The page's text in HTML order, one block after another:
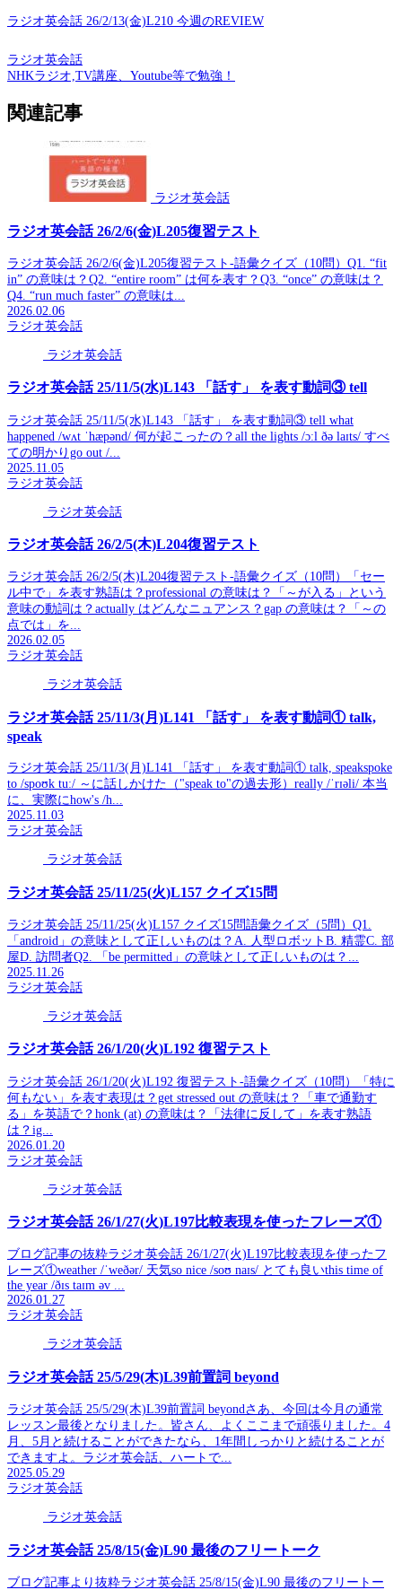
ラジオ英会話 26/2/13(金)L210 今週のREVIEW
ラジオ英会話
NHKラジオ,TV講座、Youtube等で勉強！
関連記事
ラジオ英会話
ラジオ英会話 26/2/6(金)L205復習テスト
ラジオ英会話 26/2/6(金)L205復習テスト-語彙クイズ（10問）Q1. “fit
in” の意味は？Q2. “entire room” は何を表す？Q3. “once” の意味は？
Q4. “run much faster” の意味は...
2026.02.06
ラジオ英会話
ラジオ英会話
ラジオ英会話 25/11/5(水)L143 「話す」 を表す動詞③ tell
ラジオ英会話 25/11/5(水)L143 「話す」 を表す動詞③ tell what
happened /wʌt ˈhæpənd/ 何が起こったの？all the lights /ɔːl ðə laɪts/ すべ
ての明かりgo out /...
2025.11.05
ラジオ英会話
ラジオ英会話
ラジオ英会話 26/2/5(木)L204復習テスト
ラジオ英会話 26/2/5(木)L204復習テスト-語彙クイズ（10問）「セー
ル中で」を表す熟語は？professional の意味は？「～が入る」という
意味の動詞は？actually はどんなニュアンス？gap の意味は？「～の
点では」を...
2026.02.05
ラジオ英会話
ラジオ英会話
ラジオ英会話 25/11/3(月)L141 「話す」 を表す動詞① talk,
speak
ラジオ英会話 25/11/3(月)L141 「話す」 を表す動詞① talk, speakspoke
to /spoʊk tuː/ ～に話しかけた（"speak to"の過去形）really /ˈrɪəli/ 本当
に、実際にhow's /h...
2025.11.03
ラジオ英会話
ラジオ英会話
ラジオ英会話 25/11/25(火)L157 クイズ15問
ラジオ英会話 25/11/25(火)L157 クイズ15問語彙クイズ（5問）Q1.
「android」の意味として正しいものは？A. 人型ロボットB. 精霊C. 部
屋D. 訪問者Q2. 「be permitted」の意味として正しいものは？...
2025.11.26
ラジオ英会話
ラジオ英会話
ラジオ英会話 26/1/20(火)L192 復習テスト
ラジオ英会話 26/1/20(火)L192 復習テスト-語彙クイズ（10問）「特に
何もない」を表す表現は？get stressed out の意味は？「車で通勤す
る」を英語で？honk (at) の意味は？「法律に反して」を表す熟語
は？ig...
2026.01.20
ラジオ英会話
ラジオ英会話
ラジオ英会話 26/1/27(火)L197比較表現を使ったフレーズ①
ブログ記事の抜粋ラジオ英会話 26/1/27(火)L197比較表現を使ったフ
レーズ①weather /ˈweðər/ 天気so nice /soʊ naɪs/ とても良いthis time of
the year /ðɪs taɪm əv ...
2026.01.27
ラジオ英会話
ラジオ英会話
ラジオ英会話 25/5/29(木)L39前置詞 beyond
ラジオ英会話 25/5/29(木)L39前置詞 beyondさあ、今回は今月の通常
レッスン最後となりました。皆さん、よくここまで頑張りました。4
月、5月と続けることができたなら、1年間しっかりと続けることが
できますよ。ラジオ英会話、ハートで...
2025.05.29
ラジオ英会話
ラジオ英会話
ラジオ英会話 25/8/15(金)L90 最後のフリートーク
ブログ記事より抜粋ラジオ英会話 25/8/15(金)L90 最後のフリートー